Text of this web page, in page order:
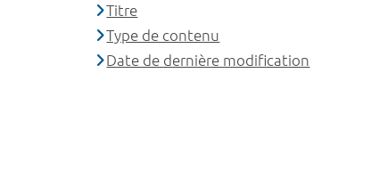
Titre
Type de contenu
Date de dernière modification